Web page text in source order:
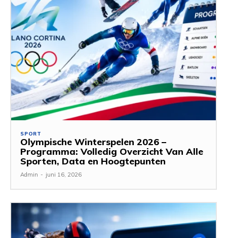
SPORT
Olympische Winterspelen 2026 –
Programma: Volledig Overzicht Van Alle
Sporten, Data en Hoogtepunten
Admin - juni 16, 2026